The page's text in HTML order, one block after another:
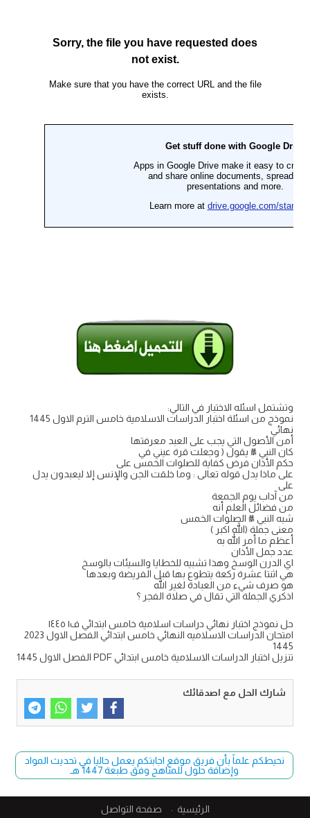
وتشتمل اسئله الاختبار في التالي:
نموذج من اسئلة اختبار الدراسات الاسلامية خامس الترم الاول 1445
نهائي
أمن الأصول التي يجب على العبد معرفتها
كان النبي ﷺ يقول ( وجعلت قرة عيني في
حكم الأذان فرض كفاية للصلوات الخمس على
على ماذا يدل قوله تعالى : وما خلقت الجن والإنس إلا ليعبدون يدل
على
من آداب يوم الجمعة
من فضائل العلم أنه
شبه النبي ﷺ الصلوات الخمس
معنى جملة (الله اكبر )
أعظم ما أمر الله به
عدد جمل الأذان
اي الدرن الوسخ وهذا تشبيه للخطايا والسيئات بالوسخ
هي اثنتا عشرة ركعة يتطوع بها قبل الفريضة وبعدها
هو صرف شيء من العبادة لغير الله
اذكري الجملة التي تقال في صلاة الفجر ؟
حل نموذج اختبار نهائي دراسات اسلامية خامس ابتدائي ف١ ١٤٤٥
امتحان الدراسات الاسلاميه النهائي خامس ابتدائي الفصل الاول 2023
1445
تنزيل اختبار الدراسات الاسلامية خامس ابتدائي PDF الفصل الاول 1445
شارك الحل مع اصدقائك
نحيطكم علماً بأن فريق موقع اجابتكم يعمل حاليا في تحديث المواد
وإضافة حلول للمناهج وفق طبعة 1447 هـ
الرئيسية صفحة التواصل